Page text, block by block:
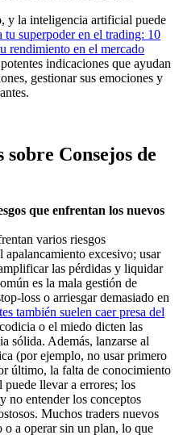
y la inteligencia artificial puede
tu superpoder en el trading: 10
rendimiento en el mercado
indicaciones que ayudan
gestionar sus emociones y
Consejos de
que enfrentan los nuevos
varios riesgos
excesivo; usar
las pérdidas y liquidar
es la mala gestión de
loss o arriesgar demasiado en
también suelen caer presa del
o el miedo dicten las
sólida. Además, lanzarse al
(por ejemplo, no usar primero
último, la falta de conocimiento
llevar a errores; los
no entender los conceptos
Muchos traders nuevos
o a operar sin un plan, lo que